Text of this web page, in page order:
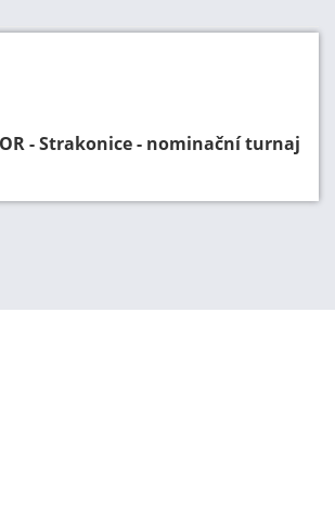
- Strakonice - nominační turnaj